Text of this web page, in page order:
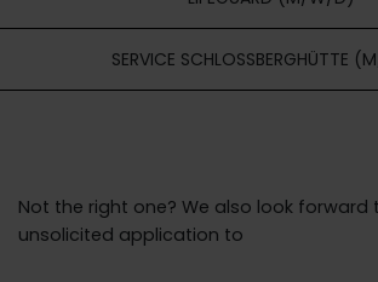
SERVICE SCHLOSSBERGHÜTTE
Not the right one? We also look forward
unsolicited application to